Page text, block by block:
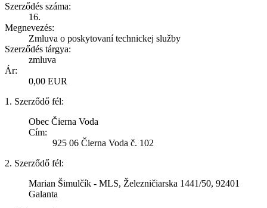
Szerződés száma:
16.
Megnevezés:
Zmluva o poskytovaní technickej služby
Szerződés tárgya:
zmluva
Ár:
0,00 EUR
1. Szerződő fél:
Obec Čierna Voda
Cím:
925 06 Čierna Voda č. 102
2. Szerződő fél:
Marian Šimulčík - MLS, Železničiarska 1441/50, 92401
Galanta